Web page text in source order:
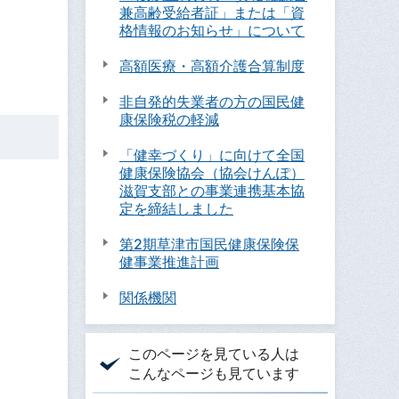
兼高齢受給者証」または「資
格情報のお知らせ」について
高額医療・高額介護合算制度
非自発的失業者の方の国民健
康保険税の軽減
「健幸づくり」に向けて全国
健康保険協会（協会けんぽ）
滋賀支部との事業連携基本協
定を締結しました
第2期草津市国民健康保険保
健事業推進計画
関係機関
このページを見ている人は
こんなページも見ています